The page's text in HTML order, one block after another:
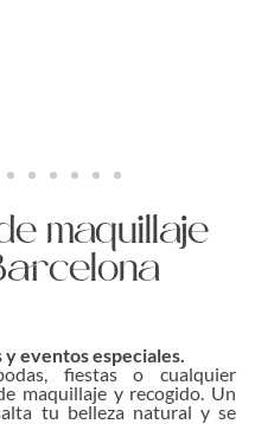
maquillaje
eventos especiales.
fiestas o cualquier
maquillaje y recogido. Un
tu belleza natural y se